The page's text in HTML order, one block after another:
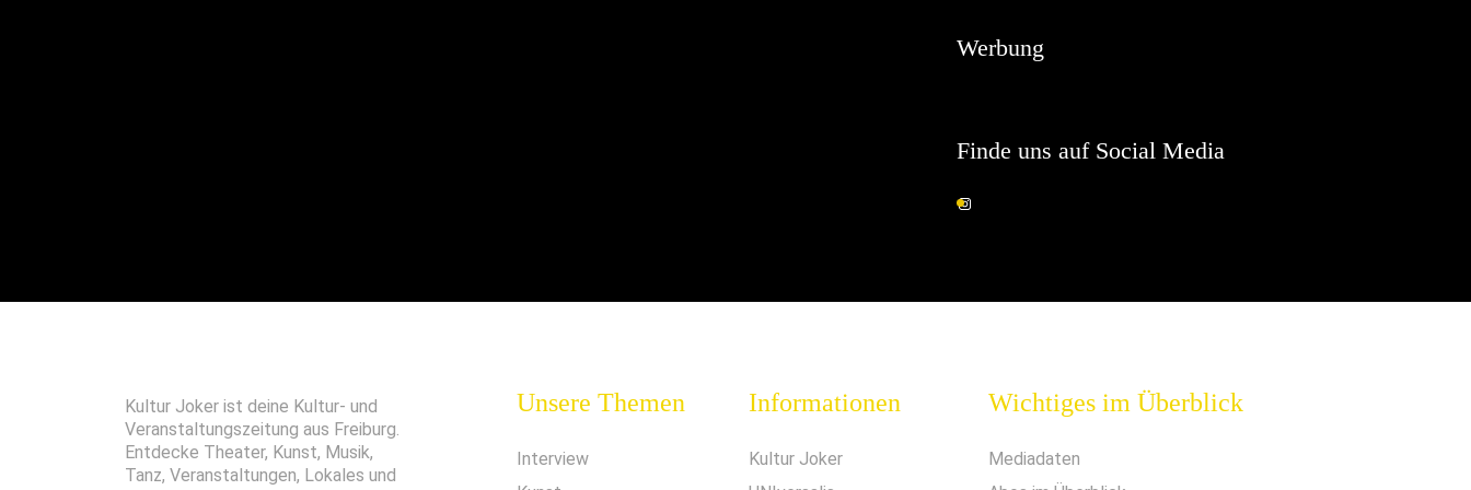
Werbung
Finde uns auf Social Media
Kultur Joker ist deine Kultur- und
Veranstaltungszeitung aus Freiburg.
Entdecke Theater, Kunst, Musik,
Tanz, Veranstaltungen, Lokales und
Unsere Themen
Interview
Informationen
Kultur Joker
Wichtiges im Überblick
Mediadaten